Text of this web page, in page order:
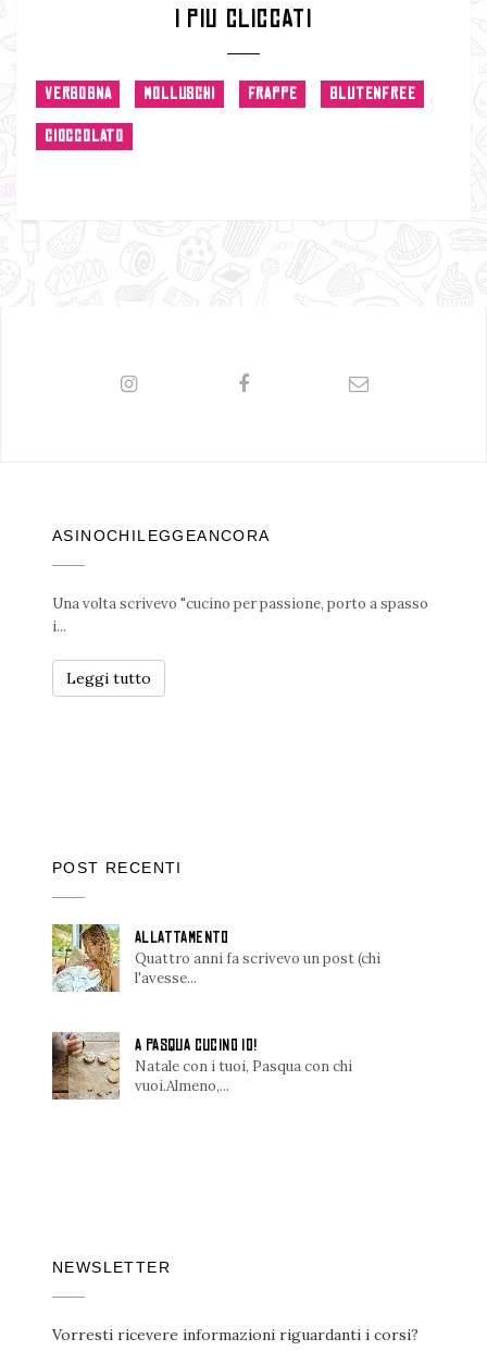
I PIU CLICCATI
VERGOGNA MOLLUSCHI FRAPPE GLUTENFREE
CIOCCOLATO
ASINOCHILEGGEANCORA
Una volta scrivevo "cucino per passione, porto a spasso
i...
Leggi tutto
POST RECENTI
ALLATTAMENTO
Quattro anni fa scrivevo un post (chi
l'avesse...
A PASQUA CUCINO IO!
Natale con i tuoi, Pasqua con chi
vuoi.Almeno,...
NEWSLETTER
Vorresti ricevere informazioni riguardanti i corsi?